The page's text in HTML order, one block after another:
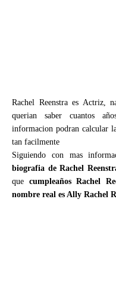
Rachel Reenstra es Actriz,
querian saber cuantos
informacion podran calcular
tan facilmente
Siguiendo con mas
biografia de Rachel
que cumpleaños Rachel
nombre real es Ally Rachel